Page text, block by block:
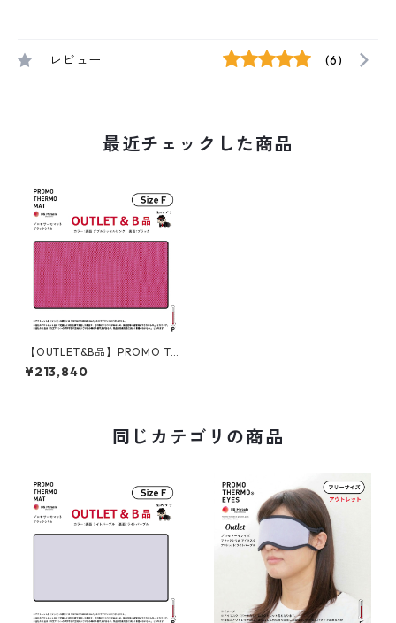
レビュー (6)
最近チェックした商品
【OUTLET&B品】PROMO TH
ERMO MAT プロモサーモマッ
ト ブラックシリカ Fサイズ ダ
¥213,840
同じカテゴリの商品